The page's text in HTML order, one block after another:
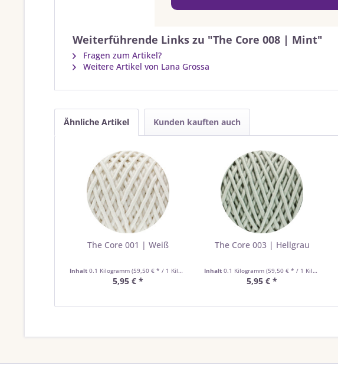
Weiterführende Links zu "The Core 008 | Mint"
Fragen zum Artikel?
Weitere Artikel von Lana Grossa
Ähnliche Artikel Kunden kauften auch
The Core 001 | Weiß
Inhalt 0.1 Kilogramm (59,50 € * / 1 Kilogramm)
5,95 € *
The Core 003 | Hellgrau
Inhalt 0.1 Kilogramm (59,50 € * / 1 Kilogramm)
5,95 € *